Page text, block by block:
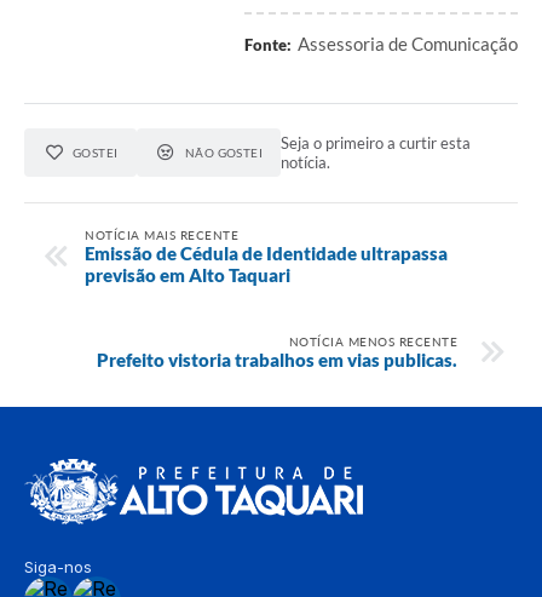
Fonte: Assessoria de Comunicação
GOSTEI NÃO GOSTEI
Seja o primeiro a curtir esta
notícia.
NOTÍCIA MAIS RECENTE
Emissão de Cédula de Identidade ultrapassa
previsão em Alto Taquari
NOTÍCIA MENOS RECENTE
Prefeito vistoria trabalhos em vias publicas.
Siga-nos